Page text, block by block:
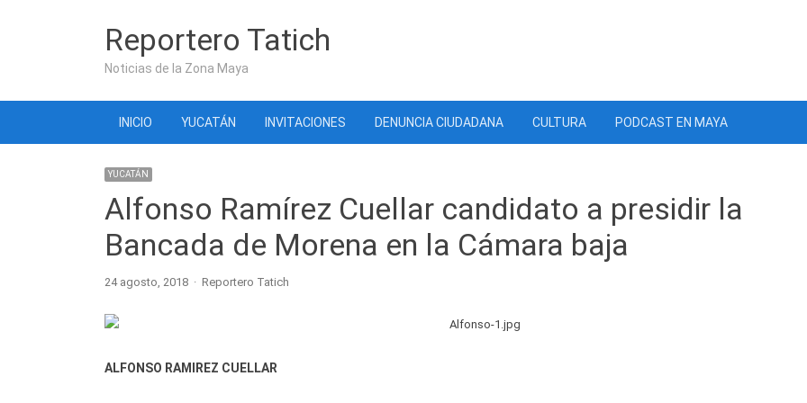
Reportero Tatich
Noticias de la Zona Maya
INICIO YUCATÁN INVITACIONES DENUNCIA CIUDADANA CULTURA PODCAST EN MAYA
YUCATÁN
Alfonso Ramírez Cuellar candidato a presidir la
Bancada de Morena en la Cámara baja
24 agosto, 2018 Author
Reportero Tatich
ALFONSO RAMIREZ CUELLAR